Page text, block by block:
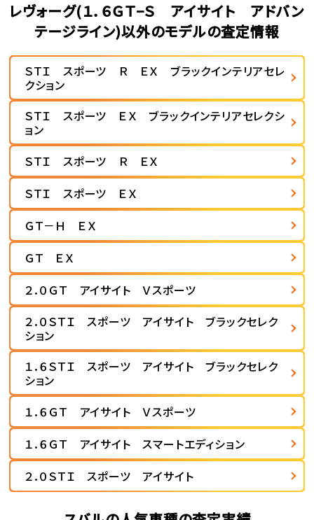
レヴォーグ(１．６ＧＴ−Ｓ アイサイト アドバン
テージライン)以外のモデルの査定情報
ＳＴＩ スポーツ Ｒ ＥＸ ブラックインテリアセレ
クション
ＳＴＩ スポーツ ＥＸ ブラックインテリアセレクシ
ョン
ＳＴＩ スポーツ Ｒ ＥＸ
ＳＴＩ スポーツ ＥＸ
ＧＴ－Ｈ ＥＸ
ＧＴ ＥＸ
２．０ＧＴ アイサイト Ｖスポーツ
２．０ＳＴＩ スポーツ アイサイト ブラックセレク
ション
１．６ＳＴＩ スポーツ アイサイト ブラックセレク
ション
１．６ＧＴ アイサイト Ｖスポーツ
１．６ＧＴ アイサイト スマートエディション
２．０ＳＴＩ スポーツ アイサイト